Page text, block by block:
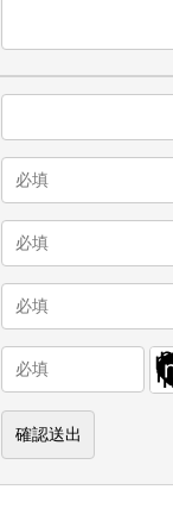
確認送出